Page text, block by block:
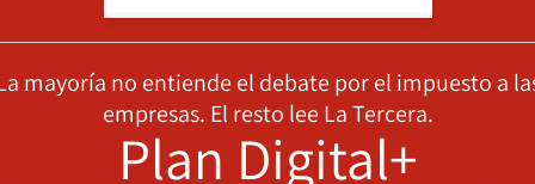
mayoría no entiende el debate por el impuesto a
empresas. El resto lee La Tercera.
Plan Digital+